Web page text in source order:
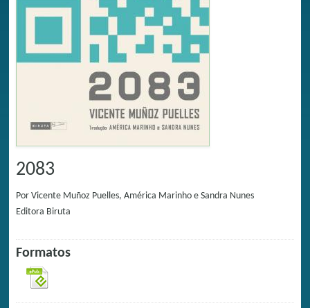
2083
Por Vicente Muñoz Puelles, América Marinho e Sandra Nunes
Editora Biruta
Formatos